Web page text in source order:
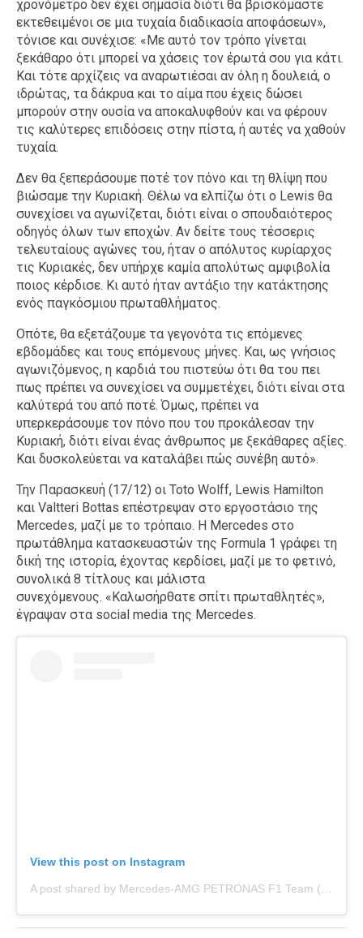
χρονόμετρο δεν έχει σημασία διότι θα βρισκόμαστε
εκτεθειμένοι σε μια τυχαία διαδικασία αποφάσεων»,
τόνισε και συνέχισε: «Με αυτό τον τρόπο γίνεται
ξεκάθαρο ότι μπορεί να χάσεις τον έρωτά σου για κάτι.
Και τότε αρχίζεις να αναρωτιέσαι αν όλη η δουλειά, ο
ιδρώτας, τα δάκρυα και το αίμα που έχεις δώσει
μπορούν στην ουσία να αποκαλυφθούν και να φέρουν
τις καλύτερες επιδόσεις στην πίστα, ή αυτές να χαθούν
τυχαία.
Δεν θα ξεπεράσουμε ποτέ τον πόνο και τη θλίψη που
βιώσαμε την Κυριακή. Θέλω να ελπίζω ότι ο Lewis θα
συνεχίσει να αγωνίζεται, διότι είναι ο σπουδαιότερος
οδηγός όλων των εποχών. Αν δείτε τους τέσσερις
τελευταίους αγώνες του, ήταν ο απόλυτος κυρίαρχος
τις Κυριακές, δεν υπήρχε καμία απολύτως αμφιβολία
ποιος κέρδισε. Κι αυτό ήταν αντάξιο την κατάκτησης
ενός παγκόσμιου πρωταθλήματος.
Οπότε, θα εξετάζουμε τα γεγονότα τις επόμενες
εβδομάδες και τους επόμενους μήνες. Και, ως γνήσιος
αγωνιζόμενος, η καρδιά του πιστεύω ότι θα του πει
πως πρέπει να συνεχίσει να συμμετέχει, διότι είναι στα
καλύτερά του από ποτέ. Όμως, πρέπει να
υπερκεράσουμε τον πόνο που του προκάλεσαν την
Κυριακή, διότι είναι ένας άνθρωπος με ξεκάθαρες αξίες.
Και δυσκολεύεται να καταλάβει πώς συνέβη αυτό».
Την Παρασκευή (17/12) οι Toto Wolff, Lewis Hamilton
και Valtteri Bottas επέστρεψαν στο εργοστάσιο της
Mercedes, μαζί με το τρόπαιο. Η Mercedes στο
πρωτάθλημα κατασκευαστών της Formula 1 γράφει τη
δική της ιστορία, έχοντας κερδίσει, μαζί με το φετινό,
συνολικά 8 τίτλους και μάλιστα
συνεχόμενους. «Καλωσήρθατε σπίτι πρωταθλητές»,
έγραψαν στα social media της Mercedes.
View this post on Instagram